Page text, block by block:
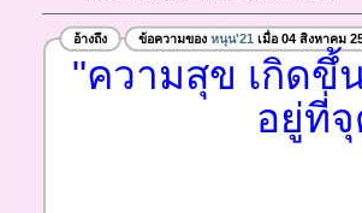
อ้างถึง ข้อความของ หนุน'21 เมื่อ 04 สิงหาคม
"ความสุข เกิดขึ้
อยู่ที่